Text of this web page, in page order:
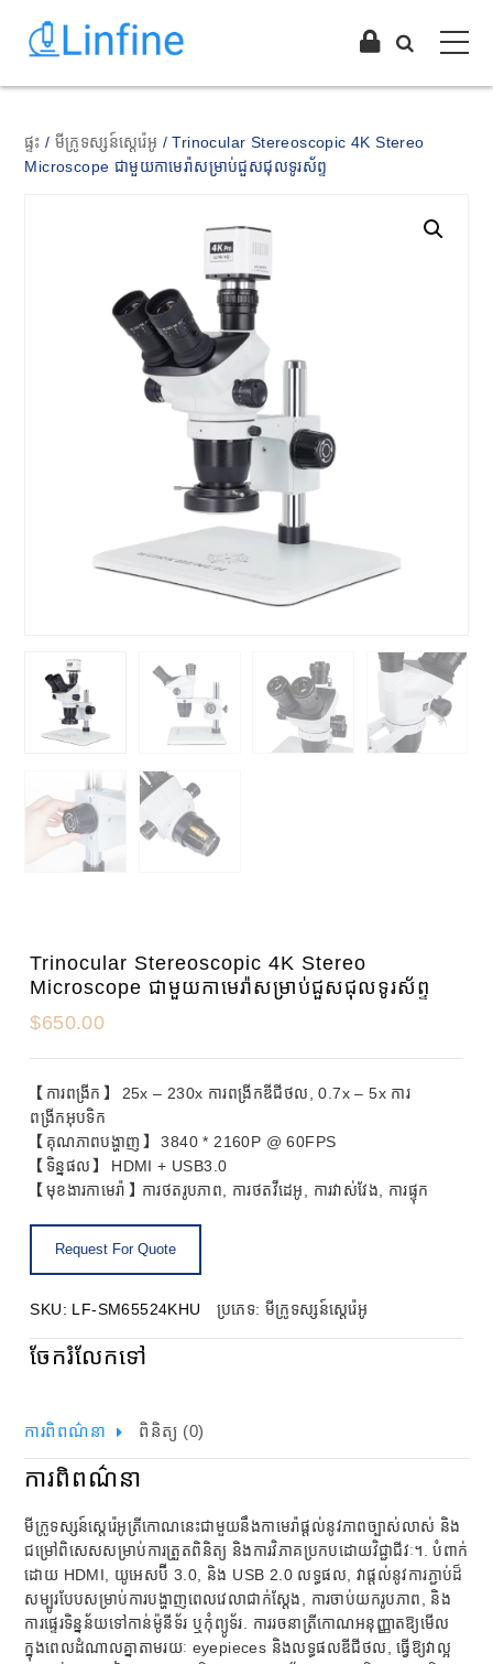
ផ្ទះ /មីក្រូទស្សន៍ស្តេរ៉េអូ / Trinocular Stereoscopic 4K Stereo
Microscope ជាមួយកាមេរ៉ាសម្រាប់ជួសជុលទូរស័ព្ទ
Trinocular Stereoscopic 4K Stereo
Microscope ជាមួយកាមេរ៉ាសម្រាប់ជួសជុលទូរស័ព្ទ
$650.00
【ការពង្រីក】 25x – 230x ការពង្រីកឌីជីថល, 0.7x – 5x ការ
ពង្រីកអុបទិក
【គុណភាពបង្ហាញ】 3840 * 2160P @ 60FPS
【ទិន្នផល】 HDMI + USB3.0
【មុខងារកាមេរ៉ា】ការថតរូបភាព, ការថតវីដេអូ, ការវាស់វែង, ការផ្ទុក
SKU: LF-SM65524KHU ប្រភេទ:មីក្រូទស្សន៍ស្តេរ៉េអូ
ចែករំលែកទៅ
ការពិពណ៌នា ពិនិត្យ (0)
ការពិពណ៌នា
មីក្រូទស្សន៍ស្តេរ៉េអូត្រីកោណនេះជាមួយនឹងកាមេរ៉ាផ្តល់នូវភាពច្បាស់លាស់ និង
ជម្រៅពិសេសសម្រាប់ការត្រួតពិនិត្យ និងការវិភាគប្រកបដោយវិជ្ជាជីវៈ។. បំពាក់
ដោយ HDMI, យូអេសប៊ី 3.0, និង USB 2.0 លទ្ធផល, វាផ្តល់នូវការភ្ជាប់ដ៏
សម្បូរបែបសម្រាប់ការបង្ហាញពេលវេលាជាក់ស្តែង, ការចាប់យករូបភាព, និង
ការផ្ទេរទិន្នន័យទៅកាន់ម៉ូនីទ័រ ឬកុំព្យូទ័រ. ការរចនាត្រីកោណអនុញ្ញាតឱ្យមើល
ក្នុងពេលដំណាលគ្នាតាមរយៈ eyepieces និងលទ្ធផលឌីជីថល, ធ្វើឱ្យវាល្អ